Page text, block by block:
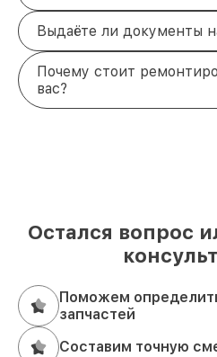
Выдаёте ли документы
Почему стоит
вас?
Остался вопрос
Поможем
запчастей
Составим точную